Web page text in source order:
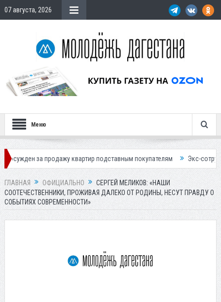
07 августа, 2026
Меню
продажу квартир подставным покупателям Экс-сотрудница
ГЛАВНАЯ ОФИЦИАЛЬНО
СЕРГЕЙ МЕЛИКОВ: «НАШИ
СООТЕЧЕСТВЕННИКИ, ПРОЖИВАЯ ДАЛЕКО ОТ РОДИНЫ, НЕСУТ ПРАВДУ О
СОБЫТИЯХ СОВРЕМЕННОСТИ»